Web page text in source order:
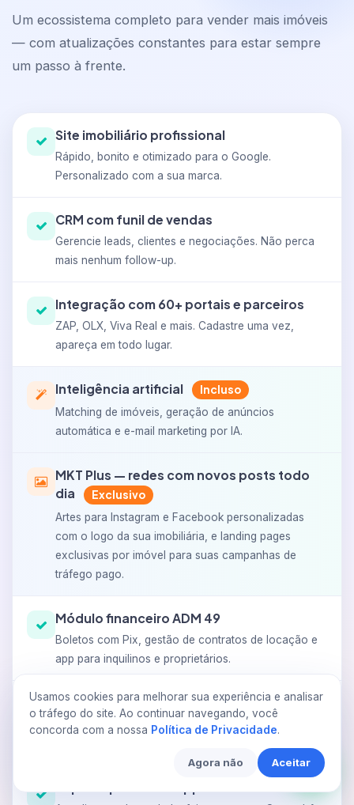
Um ecossistema completo para vender mais imóveis
— com atualizações constantes para estar sempre
um passo à frente.
Site imobiliário profissional
Rápido, bonito e otimizado para o Google.
Personalizado com a sua marca.
CRM com funil de vendas
Gerencie leads, clientes e negociações. Não perca
mais nenhum follow-up.
Integração com 60+ portais e parceiros
ZAP, OLX, Viva Real e mais. Cadastre uma vez,
apareça em todo lugar.
Inteligência artificial Incluso
Matching de imóveis, geração de anúncios
automática e e-mail marketing por IA.
MKT Plus — redes com novos posts todo
dia
Exclusivo
Artes para Instagram e Facebook personalizadas
com o logo da sua imobiliária, e landing pages
exclusivas por imóvel para suas campanhas de
tráfego pago.
Módulo financeiro ADM 49
Boletos com Pix, gestão de contratos de locação e
app para inquilinos e proprietários.
Aplicativo imobiliário para iOS e Android
Seu CRM no bolso. Cadastre imóveis e atenda
Usamos cookies para melhorar sua experiência e analisar
o tráfego do site. Ao continuar navegando, você
concorda com a nossa Política de Privacidade.
Agora não Aceitar